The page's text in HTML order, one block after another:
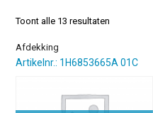
Toont alle 13 resultaten
Afdekking
Artikelnr.: 1H6853665A 01C